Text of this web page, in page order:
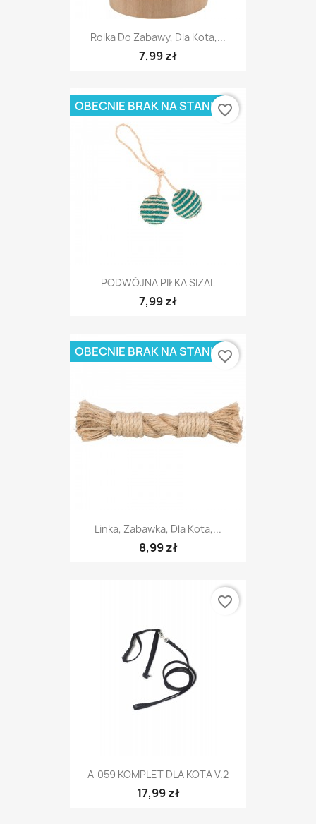
Rolka Do Zabawy, Dla Kota,...
7,99 zł
PODWÓJNA PIŁKA SIZAL
7,99 zł
OBECNIE BRAK NA STANIEfavorite_border
Linka, Zabawka, Dla Kota,...
8,99 zł
OBECNIE BRAK NA STANIEfavorite_border
A-059 KOMPLET DLA KOTA V.2
17,99 zł
favorite_border